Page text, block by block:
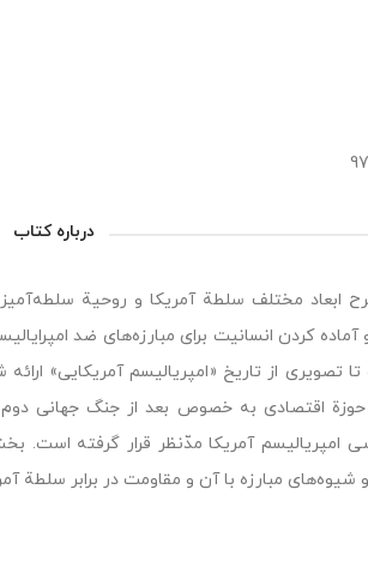
درباره کتاب
ابعاد مختلف سلطة آمریکا و روحیة
آماده کردن انسانیت برای مبارزه‌های ضد
تصویری از تاریخ «امپریالیسم آمریکایی»
حوزة اقتصادی به خصوص بعد از جنگ
امپریالیسم آمریکا مدّنظر قرار گرفته است.
و شیوه‌های مبارزه با آن و مقاومت در برابر